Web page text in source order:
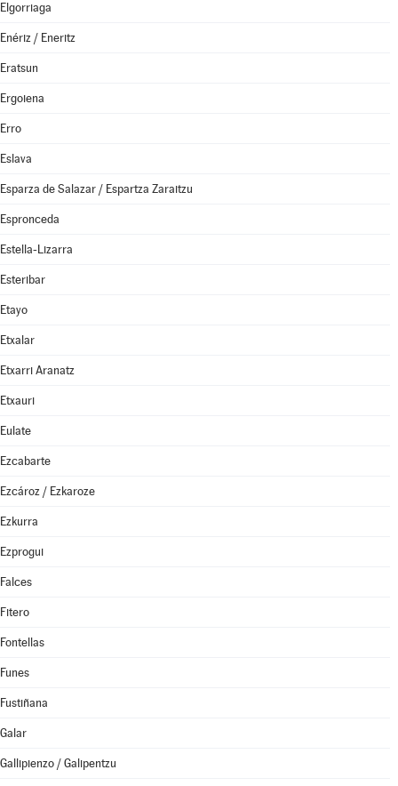
Elgorriaga
Enériz / Eneritz
Eratsun
Ergoiena
Erro
Eslava
Esparza de Salazar / Espartza Zaraitzu
Espronceda
Estella-Lizarra
Esteribar
Etayo
Etxalar
Etxarri Aranatz
Etxauri
Eulate
Ezcabarte
Ezcároz / Ezkaroze
Ezkurra
Ezprogui
Falces
Fitero
Fontellas
Funes
Fustiñana
Galar
Gallipienzo / Galipentzu